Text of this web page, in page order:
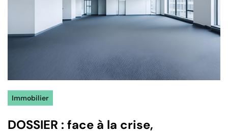
Immobilier
DOSSIER : face à la crise,